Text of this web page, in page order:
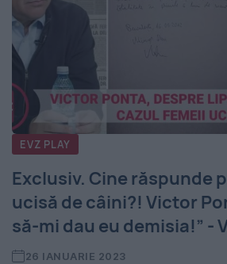
EVZ PLAY
Exclusiv. Cine răspunde
ucisă de câini?! Victor
să-mi dau eu demisia!” -
26 IANUARIE 2023